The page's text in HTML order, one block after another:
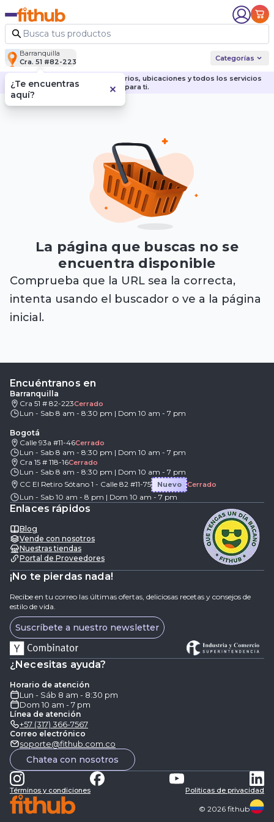
Barranquilla
Cra. 51 #82-223
Categorías
Descubre nuestras sedes, horarios, ubicaciones y todos los servicios
para ti.
La página que buscas no se
encuentra disponible
Comprueba que la URL sea la correcta,
intenta usando el buscador o ve a la página
inicial.
Encuéntranos en
Barranquilla
Cra 51 # 82-223Cerrado
Lun - Sab 8 am - 8:30 pm | Dom 10 am - 7 pm
Bogotá
Calle 93a #11-46Cerrado
Lun - Sab 8 am - 8:30 pm | Dom 10 am - 7 pm
Cra 15 # 118-16Cerrado
Lun - Sab 8 am - 8:30 pm | Dom 10 am - 7 pm
CC El Retiro Sótano 1 - Calle 82 #11-75
Nuevo Cerrado
Lun - Sab 10 am - 8 pm | Dom 10 am - 7 pm
Enlaces rápidos
Blog
Vende con nosotros
Nuestras tiendas
Portal de Proveedores
¡No te pierdas nada!
Recibe en tu correo las últimas ofertas, deliciosas recetas y consejos de
estilo de vida.
Suscríbete a nuestro newsletter
¿Necesitas ayuda?
Horario de atención
Lun - Sáb 8 am - 8:30 pm
Dom 10 am - 7 pm
Línea de atención
+57 (317) 366-7567
Correo electrónico
soporte@fithub.com.co
Chatea con nosotros
Términos y condiciones Politicas de privacidad
© 2026 fithub
¿Te encuentras
aquí?